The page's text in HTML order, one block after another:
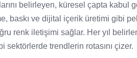
belirleyen, küresel çapta kabul
baskı ve dijital içerik üretimi gibi
renk iletişimi sağlar. Her yıl
trendlerin rotasını çizer.